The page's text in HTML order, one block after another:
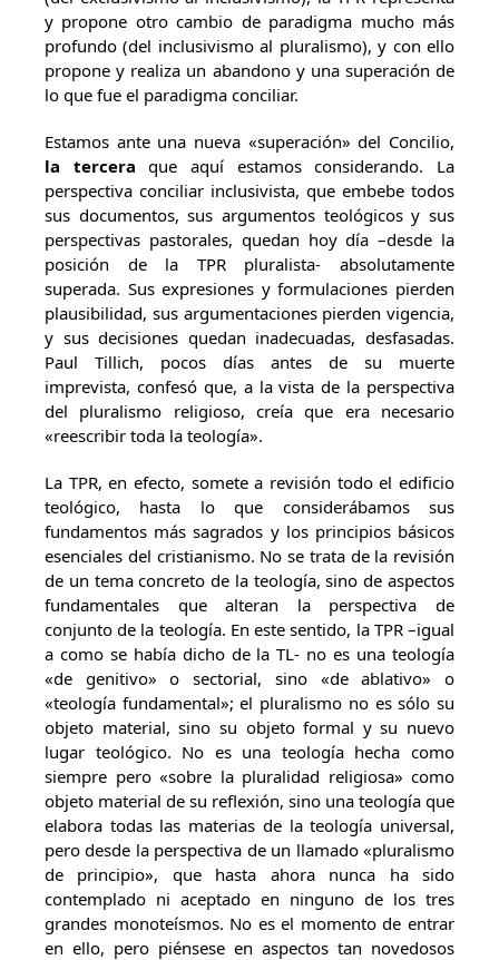
y propone otro cambio de paradigma mucho más
profundo (del inclusivismo al pluralismo), y con ello
propone y realiza un abandono y una superación de
lo que fue el paradigma conciliar.
Estamos ante una nueva «superación» del Concilio,
la terceraque aquí estamos considerando. La
perspectiva conciliar inclusivista, que embebe todos
sus documentos, sus argumentos teológicos y sus
perspectivas pastorales, quedan hoy día –desde la
posición de la TPR pluralista- absolutamente
superada. Sus expresiones y formulaciones pierden
plausibilidad, sus argumentaciones pierden vigencia,
y sus decisiones quedan inadecuadas, desfasadas.
Paul Tillich, pocos días antes de su muerte
imprevista, confesó que, a la vista de la perspectiva
del pluralismo religioso, creía que era necesario
«reescribir toda la teología».
La TPR, en efecto, somete a revisión todo el edificio
teológico, hasta lo que considerábamos sus
fundamentos más sagrados y los principios básicos
esenciales del cristianismo. No se trata de la revisión
de un tema concreto de la teología, sino de aspectos
fundamentales que alteran la perspectiva de
conjunto de la teología. En este sentido, la TPR –igual
a como se había dicho de la TL- no es una teología
«de genitivo» o sectorial, sino «de ablativo» o
«teología fundamental»; el pluralismo no es sólo su
objeto material, sino su objeto formal y su nuevo
lugar teológico. No es una teología hecha como
siempre pero «sobre la pluralidad religiosa» como
objeto material de su reflexión, sino una teología que
elabora todas las materias de la teología universal,
pero desde la perspectiva de un llamado «pluralismo
de principio», que hasta ahora nunca ha sido
contemplado ni aceptado en ninguno de los tres
grandes monoteísmos. No es el momento de entrar
en ello, pero piénsese en aspectos tan novedosos